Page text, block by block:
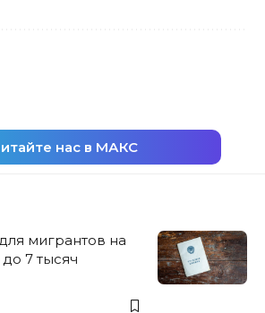
нас в МАКС
мигрантов на
7 тысяч